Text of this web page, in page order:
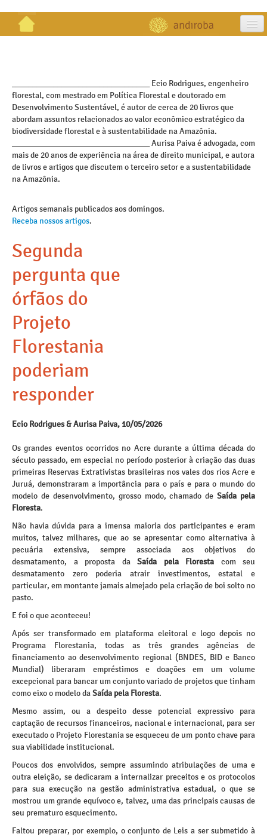
publicações
galeria
contato
_________________________________ Ecio Rodrigues, engenheiro
florestal, com mestrado em Política Florestal e doutorado em
Desenvolvimento Sustentável, é autor de cerca de 20 livros que
abordam assuntos relacionados ao valor econômico estratégico da
biodiversidade florestal e à sustentabilidade na Amazônia.
_________________________________ Aurisa Paiva é advogada, com
mais de 20 anos de experiência na área de direito municipal, e autora
de livros e artigos que discutem o terceiro setor e a sustentabilidade
na Amazônia.
Artigos semanais publicados aos domingos.
Receba nossos artigos.
Segunda
pergunta que
órfãos do
Projeto
Florestania
poderiam
responder
Ecio Rodrigues & Aurisa Paiva, 10/05/2026
Os grandes eventos ocorridos no Acre durante a última década do
século passado, em especial no período posterior à criação das duas
primeiras Reservas Extrativistas brasileiras nos vales dos rios Acre e
Juruá, demonstraram a importância para o país e para o mundo do
modelo de desenvolvimento, grosso modo, chamado deSaída pela
Floresta.
Não havia dúvida para a imensa maioria dos participantes e eram
muitos, talvez milhares, que ao se apresentar como alternativa à
pecuária extensiva, sempre associada aos objetivos do
desmatamento, a proposta da Saída pela Floresta com seu
desmatamento zero poderia atrair investimentos, estatal e
particular, em montante jamais almejado pela criação de boi solto no
pasto.
E foi o que aconteceu!
Após ser transformado em plataforma eleitoral e logo depois no
Programa Florestania, todas as três grandes agências de
financiamento ao desenvolvimento regional (BNDES, BID e Banco
Mundial) liberaram empréstimos e doações em um volume
excepcional para bancar um conjunto variado de projetos que tinham
como eixo o modelo daSaída pela Floresta.
Mesmo assim, ou a despeito desse potencial expressivo para
captação de recursos financeiros, nacional e internacional, para ser
executado o Projeto Florestania se esqueceu de um ponto chave para
sua viabilidade institucional.
Poucos dos envolvidos, sempre assumindo atribulações de uma e
outra eleição, se dedicaram a internalizar preceitos e os protocolos
para sua execução na gestão administrativa estadual, o que se
mostrou um grande equívoco e, talvez, uma das principais causas de
seu prematuro esquecimento.
Faltou preparar, por exemplo, o conjunto de Leis a ser submetido à